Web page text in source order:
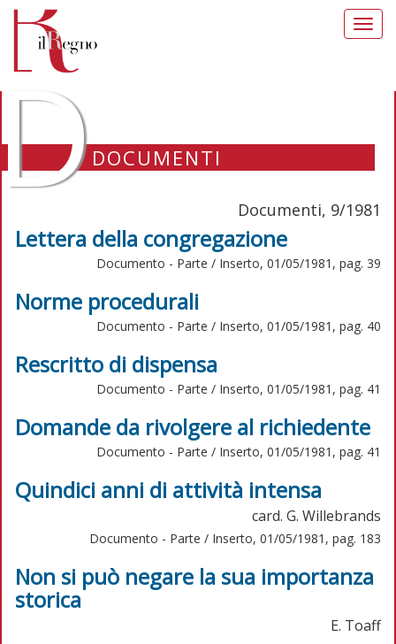
DOCUMENTI
Documenti, 9/1981
Lettera della congregazione
Documento - Parte / Inserto, 01/05/1981, pag. 39
Norme procedurali
Documento - Parte / Inserto, 01/05/1981, pag. 40
Rescritto di dispensa
Documento - Parte / Inserto, 01/05/1981, pag. 41
Domande da rivolgere al richiedente
Documento - Parte / Inserto, 01/05/1981, pag. 41
Quindici anni di attività intensa
card. G. Willebrands
Documento - Parte / Inserto, 01/05/1981, pag. 183
Non si può negare la sua importanza
storica
E. Toaff